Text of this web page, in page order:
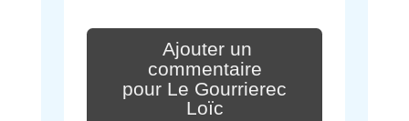
Ajouter un
commentaire
pour Le Gourrierec
Loïc